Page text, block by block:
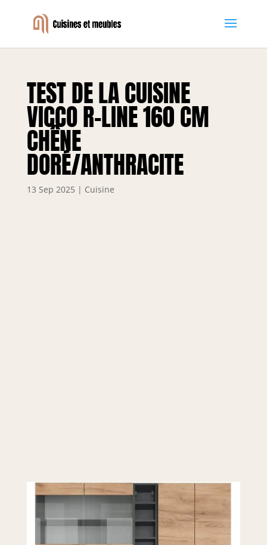
TEST DE LA CUISINE
VICCO R-LINE 160 CM
CHÊNE
DORÉ/ANTHRACITE
13 Sep 2025 | Cuisine